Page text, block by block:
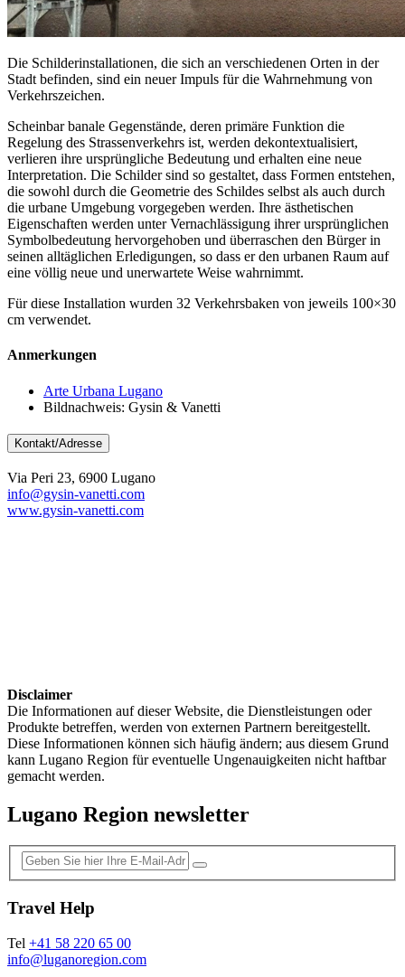
Die Schilderinstallationen, die sich an verschiedenen Orten in der
Stadt befinden, sind ein neuer Impuls für die Wahrnehmung von
Verkehrszeichen.
Scheinbar banale Gegenstände, deren primäre Funktion die
Regelung des Strassenverkehrs ist, werden dekontextualisiert,
verlieren ihre ursprüngliche Bedeutung und erhalten eine neue
Interpretation. Die Schilder sind so gestaltet, dass Formen entstehen,
die sowohl durch die Geometrie des Schildes selbst als auch durch
die urbane Umgebung vorgegeben werden. Ihre ästhetischen
Eigenschaften werden unter Vernachlässigung ihrer ursprünglichen
Symbolbedeutung hervorgehoben und überraschen den Bürger in
seinen alltäglichen Erledigungen, so dass er den urbanen Raum auf
eine völlig neue und unerwartete Weise wahrnimmt.
Für diese Installation wurden 32 Verkehrsbaken von jeweils 100×30
cm verwendet.
Anmerkungen
Arte Urbana Lugano
Bildnachweis: Gysin & Vanetti
Kontakt/Adresse
Via Peri 23, 6900 Lugano
info@gysin-vanetti.com
www.gysin-vanetti.com
Disclaimer
Die Informationen auf dieser Website, die Dienstleistungen oder
Produkte betreffen, werden von externen Partnern bereitgestellt.
Diese Informationen können sich häufig ändern; aus diesem Grund
kann Lugano Region für eventuelle Ungenauigkeiten nicht haftbar
gemacht werden.
Lugano Region newsletter
Travel Help
Tel +41 58 220 65 00
info@luganoregion.com